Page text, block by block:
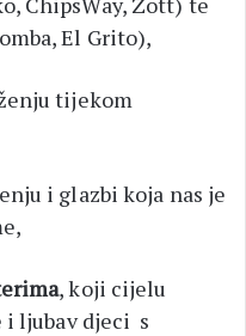
El Grito),
tijekom
i glazbi koja nas je
, koji cijelu
i ljubav djeci s